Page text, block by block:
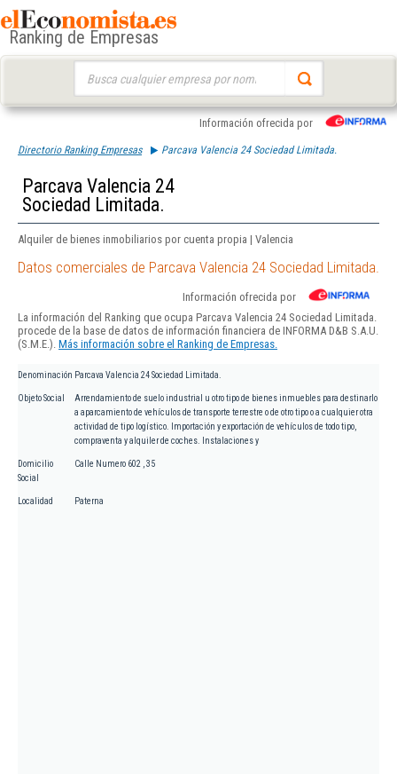
Ranking de Empresas
Información ofrecida por
Directorio Ranking Empresas Parcava Valencia 24 Sociedad Limitada.
Parcava Valencia 24
Sociedad Limitada.
Alquiler de bienes inmobiliarios por cuenta propia | Valencia
Datos comerciales de Parcava Valencia 24 Sociedad Limitada.
Información ofrecida por
La información del Ranking que ocupa Parcava Valencia 24 Sociedad Limitada.
procede de la base de datos de información financiera de INFORMA D&B S.A.U.
(S.M.E.). Más información sobre el Ranking de Empresas.
Denominación Parcava Valencia 24 Sociedad Limitada.
Objeto Social
Arrendamiento de suelo industrial u otro tipo de bienes inmuebles para destinarlo
a aparcamiento de vehículos de transporte terrestre o de otro tipo o a cualquier otra
actividad de tipo logístico. Importación y exportación de vehículos de todo tipo,
compraventa y alquiler de coches. Instalaciones y
Domicilio
Social
Calle Numero 602 , 35
Localidad Paterna